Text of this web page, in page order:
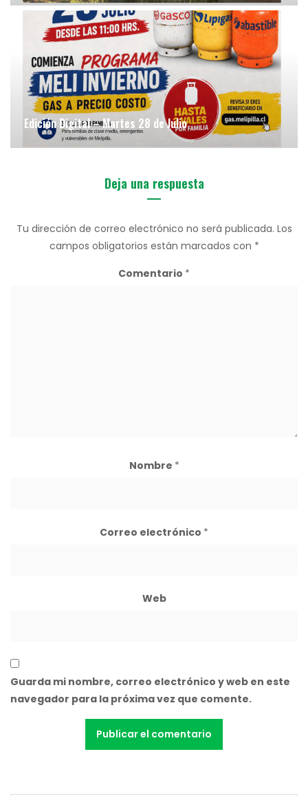
Edición Digital – Martes 28 de Julio
Deja una respuesta
Tu dirección de correo electrónico no será publicada. Los
campos obligatorios están marcados con *
Comentario *
Nombre *
Correo electrónico *
Web
Guarda mi nombre, correo electrónico y web en este
navegador para la próxima vez que comente.